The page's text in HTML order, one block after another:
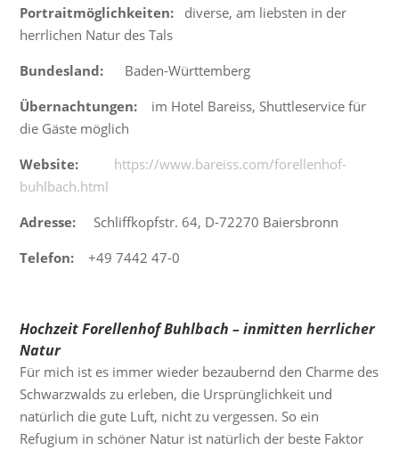
Portraitmöglichkeiten: diverse, am liebsten in der
herrlichen Natur des Tals
Bundesland: Baden-Württemberg
Übernachtungen:
im Hotel Bareiss, Shuttleservice für
die Gäste möglich
Website:
https://www.bareiss.com/forellenhof-
buhlbach.html
Adresse: Schliffkopfstr. 64, D-72270 Baiersbronn
Telefon:+49 7442 47-0
Hochzeit Forellenhof Buhlbach – inmitten herrlicher
Natur
Für mich ist es immer wieder bezaubernd den Charme des
Schwarzwalds zu erleben, die Ursprünglichkeit und
natürlich die gute Luft, nicht zu vergessen. So ein
Refugium in schöner Natur ist natürlich der beste Faktor